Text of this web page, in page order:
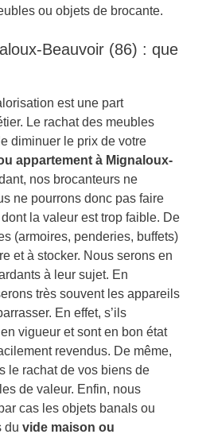
ou objets de brocante.
Beauvoir (86) : que
est une part
Le rachat des meubles
diminuer le prix de votre
appartement à Mignaloux-
nos brocanteurs ne
ne pourrons donc pas faire
la valeur est trop faible. De
(armoires, penderies, buffets)
et à stocker. Nous serons en
à leur sujet. En
très souvent les appareils
En effet, s’ils
vigueur et sont en bon état
revendus. De même,
le rachat de vos biens de
de valeur. Enfin, nous
cas les objets banals ou
du vide maison ou